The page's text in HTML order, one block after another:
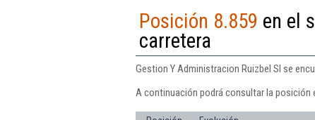
Posición 8.859 en el
carretera
Gestion Y Administracion Ruizbel Sl se
A continuación podrá consultar la posición